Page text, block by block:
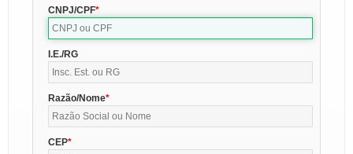
CNPJ/CPF
I.E./RG
Razão/Nome
CEP